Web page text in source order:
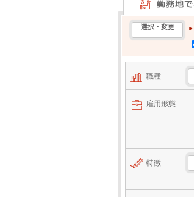
勤務地で検索
選択・変更
職種
雇用形態
特徴